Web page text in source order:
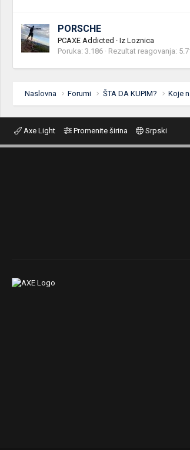
PORSCHE
PCAXE Addicted · Iz Loznica
Poruka 3.186 Rezultat reagovanja
Naslovna Forumi ŠTA DA KUPIM? Koje
Axe Light Promenite širina Srpski